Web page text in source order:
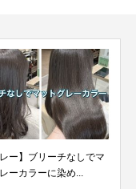
ブリーチありとなしで
ッシュグレーの比較や